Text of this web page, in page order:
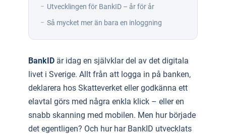
Utvecklingen för BankID – år för år
Så mycket mer än bara en inloggning
BankID är idag en självklar del av det digitala
livet i Sverige. Allt från att logga in på banken,
deklarera hos Skatteverket eller godkänna ett
elavtal görs med några enkla klick – eller en
snabb skanning med mobilen. Men hur började
det egentligen? Och hur har BankID utvecklats